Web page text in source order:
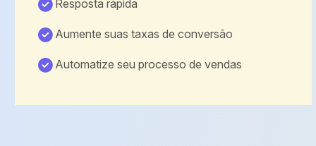
Resposta rápida
Aumente suas taxas de conversão
Automatize seu processo de vendas